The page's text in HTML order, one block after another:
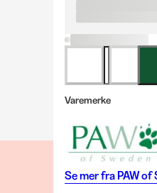
Varemerke
Se mer fra PAW of